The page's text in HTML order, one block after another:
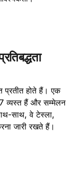
प्रतीत होते हैं। एक
व्यस्त हैं और सम्मेलन
साथ, वे टेस्ला,
जारी रखते हैं।